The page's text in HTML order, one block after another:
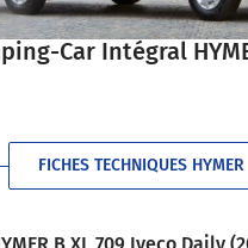
Car Intégral
FICHES TECHNIQUES HYMER